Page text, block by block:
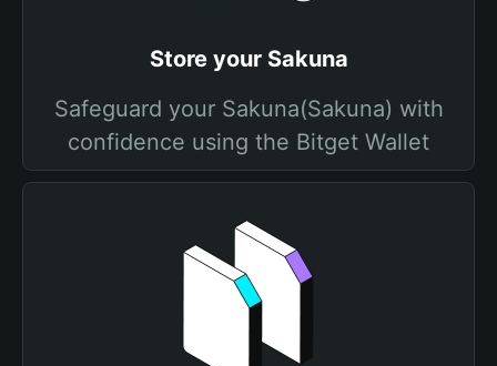
Store your Sakuna
Safeguard your Sakuna(Sakuna) with
confidence using the Bitget Wallet